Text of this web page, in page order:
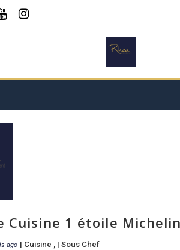
Cuisine 1 étoile
ago | Cuisine , | Sous Chef